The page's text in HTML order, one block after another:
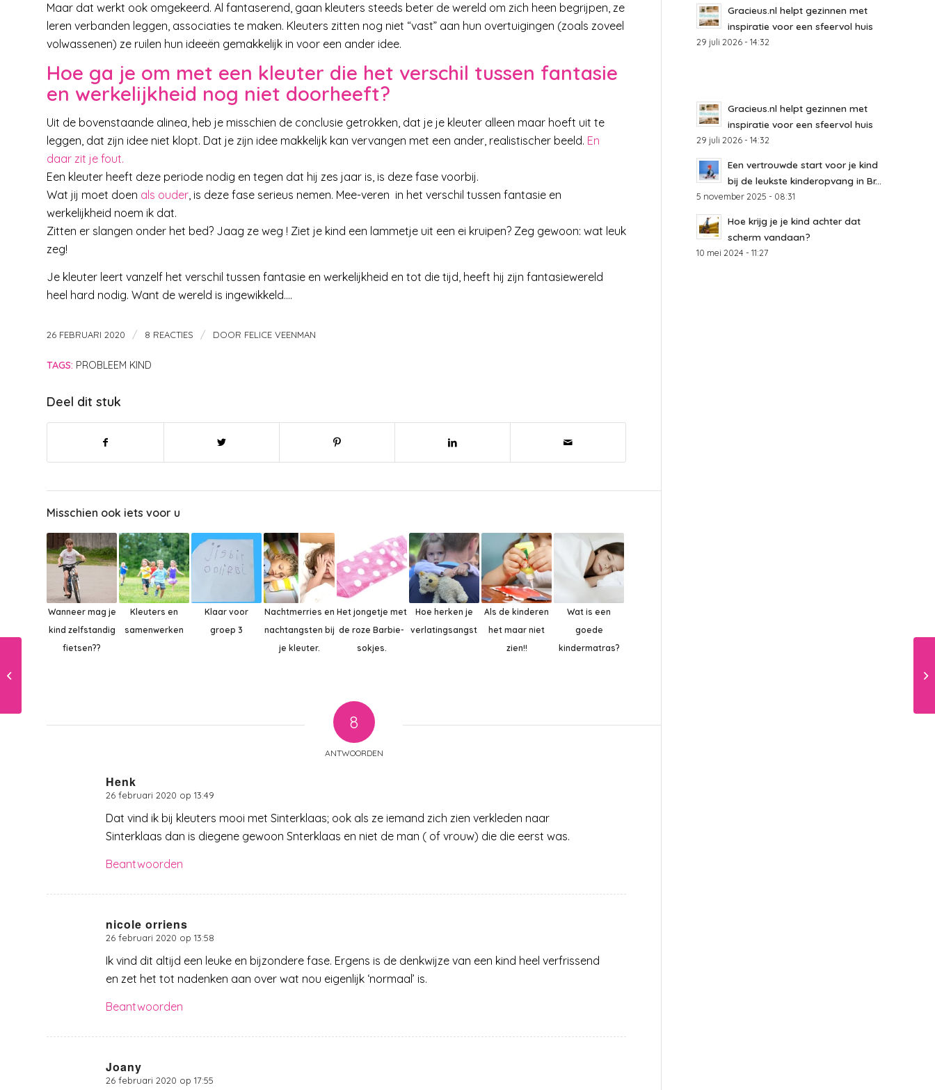
Maar dat werkt ook omgekeerd. Al fantaserend, gaan kleuters steeds beter de wereld om zich heen begrijpen, ze
leren verbanden leggen, associaties te maken. Kleuters zitten nog niet “vast” aan hun overtuigingen (zoals zoveel
volwassenen) ze ruilen hun ideeën gemakkelijk in voor een ander idee.
Hoe ga je om met een kleuter die het verschil tussen fantasie
en werkelijkheid nog niet doorheeft?
Uit de bovenstaande alinea, heb je misschien de conclusie getrokken, dat je je kleuter alleen maar hoeft uit te
leggen, dat zijn idee niet klopt. Dat je zijn idee makkelijk kan vervangen met een ander, realistischer beeld. En
daar zit je fout.
Een kleuter heeft deze periode nodig en tegen dat hij zes jaar is, is deze fase voorbij.
Wat jij moet doen als ouder, is deze fase serieus nemen. Mee-veren in het verschil tussen fantasie en
werkelijkheid noem ik dat.
Zitten er slangen onder het bed? Jaag ze weg ! Ziet je kind een lammetje uit een ei kruipen? Zeg gewoon: wat leuk
zeg!
Je kleuter leert vanzelf het verschil tussen fantasie en werkelijkheid en tot die tijd, heeft hij zijn fantasiewereld
heel hard nodig. Want de wereld is ingewikkeld….
26 FEBRUARI 2020 / 8 REACTIES / DOOR FELICE VEENMAN
TAGS: PROBLEEM KIND
Deel dit stuk
Misschien ook iets voor u
Wanneer mag je
kind zelfstandig
fietsen??
Kleuters en
samenwerken
Klaar voor
groep 3
Nachtmerries en
nachtangsten bij
je kleuter.
Het jongetje met
de roze Barbie-
sokjes.
Hoe herken je
verlatingsangst
Als de kinderen
het maar niet
zien!!
Wat is een
goede
kindermatras?
8
ANTWOORDEN
Henk
zegt:
26 februari 2020 op 13:49
Dat vind ik bij kleuters mooi met Sinterklaas; ook als ze iemand zich zien verkleden naar
Sinterklaas dan is diegene gewoon Snterklaas en niet de man ( of vrouw) die die eerst was.
Beantwoorden
nicole orriens
zegt:
26 februari 2020 op 13:58
Ik vind dit altijd een leuke en bijzondere fase. Ergens is de denkwijze van een kind heel verfrissend
en zet het tot nadenken aan over wat nou eigenlijk ‘normaal’ is.
Beantwoorden
Joany
zegt:
26 februari 2020 op 17:55
Gracieus.nl helpt gezinnen met
inspiratie voor een sfeervol huis
29 juli 2026 - 14:32
Gracieus.nl helpt gezinnen met
inspiratie voor een sfeervol huis
29 juli 2026 - 14:32
Een vertrouwde start voor je kind
bij de leukste kinderopvang in Br...
5 november 2025 - 08:31
Hoe krijg je je kind achter dat
scherm vandaan?
10 mei 2024 - 11:27
Wat nu als je kind